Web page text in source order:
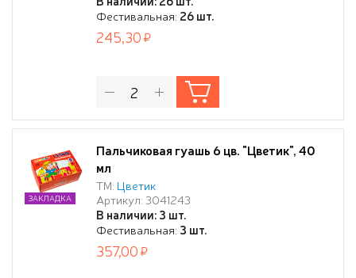
Фестивальная: 26 шт.
245,30
Пальчиковая гуашь 6 цв. "Цветик", 40
мл
ТМ: Цветик
Артикул: 3041243
В наличии: 3 шт.
Фестивальная: 3 шт.
ЗАКЛАДКА
357,00